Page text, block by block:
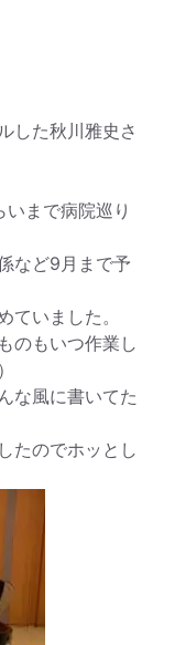
した秋川雅史さ
まで病院巡り
など9月まで予
ていました。
のもいつ作業し
な風に書いてた
たのでホッとし